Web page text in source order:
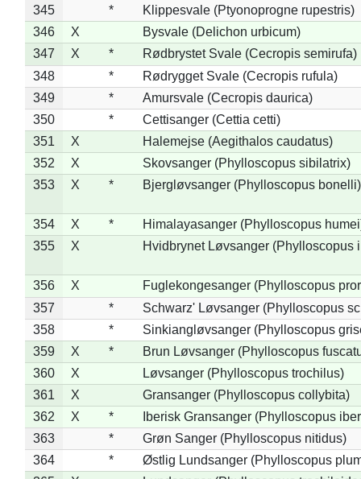
345 *
Klippesvale (Ptyonoprogne rupestris)
346
X
Bysvale (Delichon urbicum)
347
X *
Rødbrystet Svale (Cecropis semirufa)
348
*
Rødrygget Svale (Cecropis rufula)
349
*
Amursvale (Cecropis daurica)
350
*
Cettisanger (Cettia cetti)
351
X
Halemejse (Aegithalos caudatus)
352
X
Skovsanger (Phylloscopus sibilatrix)
353
X * Bjergløvsanger (Phylloscopus bonelli)
354 X *
Himalayasanger (Phylloscopus
355
X Hvidbrynet Løvsanger (Phylloscopus
356 X
Fuglekongesanger (Phylloscopus
357
*
Schwarz' Løvsanger (Phylloscopus
358
*
Sinkiangløvsanger (Phylloscopus
359
X *
Brun Løvsanger (Phylloscopus
360
X
Løvsanger (Phylloscopus trochilus)
361
X
Gransanger (Phylloscopus collybita)
362
X *
Iberisk Gransanger (Phylloscopus
363
*
Grøn Sanger (Phylloscopus nitidus)
364
*
Østlig Lundsanger (Phylloscopus